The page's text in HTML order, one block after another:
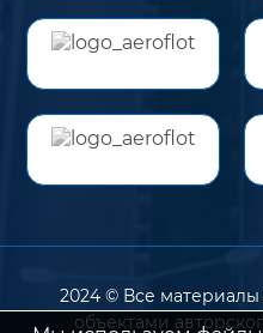
2024 © Все материалы
объектами